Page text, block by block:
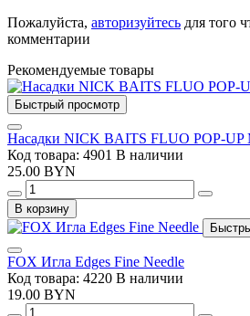
Пожалуйста, авторизуйтесь для того
комментарии
Рекомендуемые товары
Быстрый просмотр
Насадки NICK BAITS FLUO POP-UP
Код товара: 4901 В наличии
25.00 BYN
В корзину
FOX Игла Edges Fine Needle
Код товара: 4220 В наличии
19.00 BYN